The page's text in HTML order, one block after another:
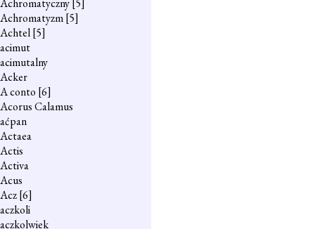
Achromatyczny[5]
Achromatyzm[5]
Achtel[5]
acimut
acimutalny
Acker
A conto [6]
Acorus Calamus
aćpan
Actaea
Actis
Activa
Acus
Acz[6]
aczkoli
aczkolwiek